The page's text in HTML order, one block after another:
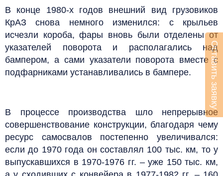
В конце 1980-х годов внешний вид грузовиков
КрАЗ снова немного изменился: с крыльев
исчезли короба, фары вновь были отделены от
указателей поворота и располагались над
бампером, а сами указатели поворота вместе с
подфарниками устанавливались в бампере.
В процессе производства шло непрерывное
совершенствование конструкции, благодаря чему
ресурс самосвалов постепенно увеличивался:
если до 1970 года он составлял 100 тыс. км, то у
выпускавшихся в 1970-1976 гг. – уже 150 тыс. км,
Оставить заявку